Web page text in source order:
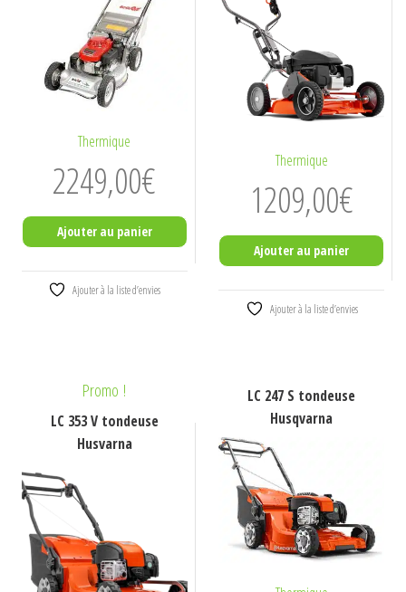
Thermique
2249,00€
Ajouter au panier
Ajouter à la liste d’envies
Thermique
1209,00€
Ajouter au panier
Ajouter à la liste d’envies
Promo !
LC 353 V tondeuse
Husvarna
LC 247 S tondeuse
Husqvarna